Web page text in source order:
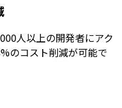
人以上の開発者にアク
のコスト削減が可能で